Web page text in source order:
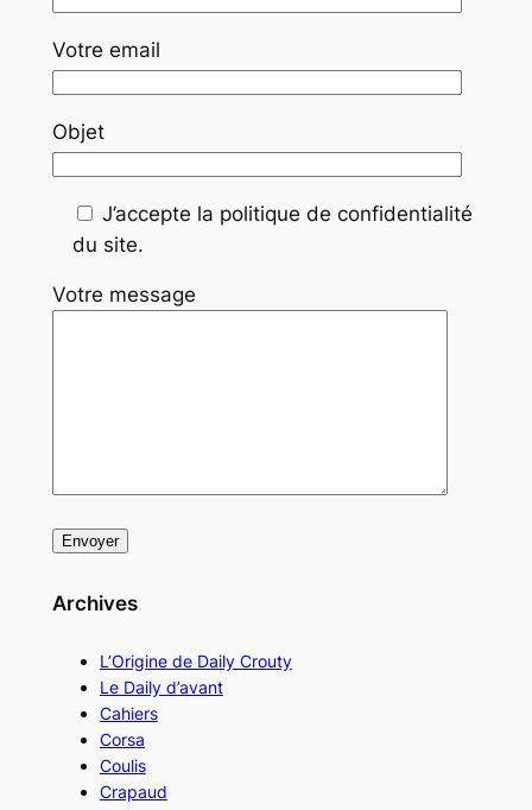
Votre email
Objet
J’accepte la politique de confidentialité
du site.
Votre message
Archives
L’Origine de Daily Crouty
Le Daily d’avant
Cahiers
Corsa
Coulis
Crapaud